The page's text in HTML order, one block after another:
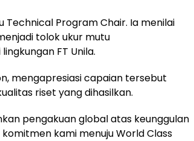
Technical Program Chair. Ia menilai
tolok ukur mutu
FT Unila.
mengapresiasi capaian tersebut
riset yang dihasilkan.
pengakuan global atas keunggulan
kami menuju World Class